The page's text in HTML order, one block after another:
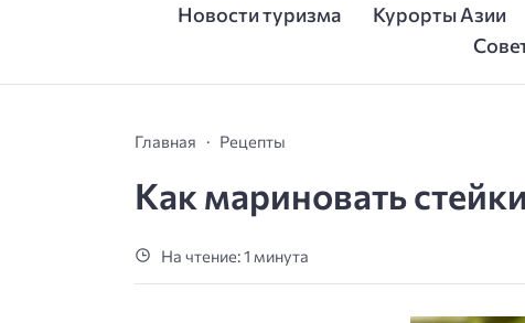
Новости туризма Курорты Азии
Главная Рецепты
Как мариновать
На чтение: 1 минута